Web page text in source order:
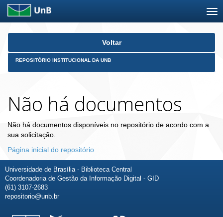
Skip
Voltar
REPOSITÓRIO INSTITUCIONAL DA UNB
Não há documentos
Não há documentos disponíveis no repositório de acordo com a
sua solicitação.
Página inicial do repositório
Universidade de Brasília - Biblioteca Central
Coordenadoria de Gestão da Informação Digital - GID
(61) 3107-2683
repositorio@unb.br